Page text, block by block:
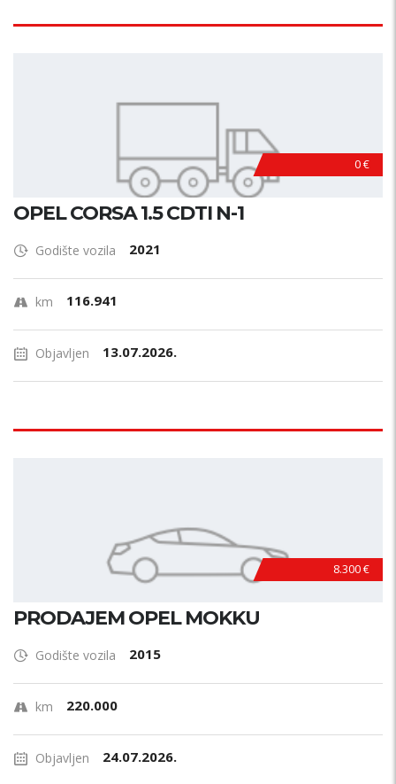
0 €
OPEL CORSA 1.5 CDTI N-1
Godište vozila 2021
km 116.941
Objavljen 13.07.2026.
8.300 €
PRODAJEM OPEL MOKKU
Godište vozila 2015
km 220.000
Objavljen 24.07.2026.